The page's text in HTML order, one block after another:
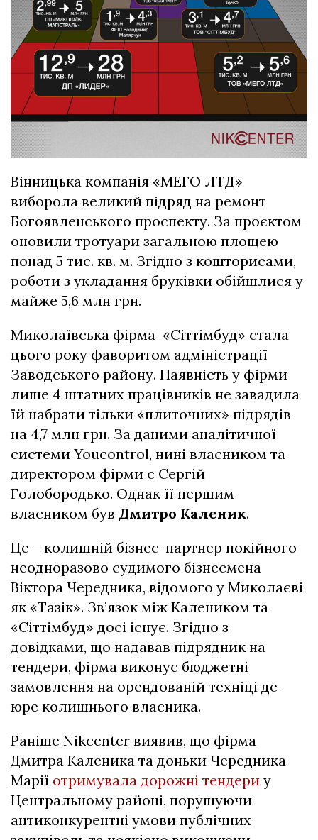
Вінницька компанія «МЕГО ЛТД»
виборола великий підряд на ремонт
Богоявленського проспекту. За проєктом
оновили тротуари загальною площею
понад 5 тис. кв. м. Згідно з кошторисами,
роботи з укладання бруківки обійшлися у
майже 5,6 млн грн.
Миколаївська фірма «Сіттімбуд» стала
цього року фаворитом адміністрації
Заводського району. Наявність у фірми
лише 4 штатних працівників не завадила
їй набрати тільки «плиточних» підрядів
на 4,7 млн грн. За даними аналітичної
системи Youcontrol, нині власником та
директором фірми є Сергій
Голобородько. Однак її першим
власником був Дмитро Каленик.
Це – колишній бізнес-партнер покійного
неодноразово судимого бізнесмена
Віктора Чередника, відомого у Миколаєві
як «Тазік». Зв’язок між Калеником та
«Сіттімбуд» досі існує. Згідно з
довідками, що надавав підрядник на
тендери, фірма виконує бюджетні
замовлення на орендованій техніці де-
юре колишнього власника.
Раніше Nikcenter виявив, що фірма
Дмитра Каленика та доньки Чередника
Марії отримувала дорожні тендери у
Центральному районі, порушуючи
антиконкурентні умови публічних